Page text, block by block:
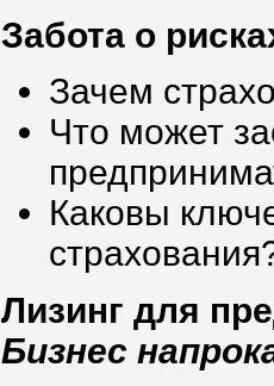
Забота о
Зачем
Что может
Каковы
Лизинг для
Бизнес